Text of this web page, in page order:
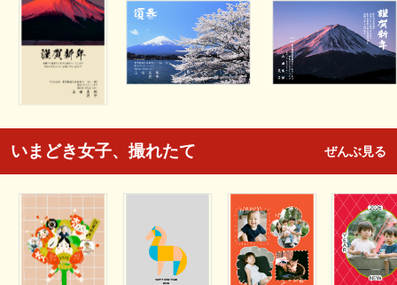
いまどき女子、撮れたて ぜんぶ見る